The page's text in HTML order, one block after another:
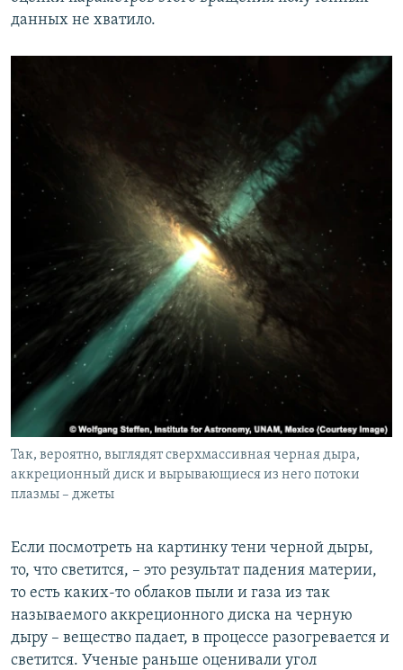
данных не хватило.
Так, вероятно, выглядят сверхмассивная черная дыра,
аккреционный диск и вырывающиеся из него потоки
плазмы – джеты
Если посмотреть на картинку тени черной дыры,
то, что светится, – это результат падения материи,
то есть каких-то облаков пыли и газа из так
называемого аккреционного диска на черную
дыру – вещество падает, в процессе разогревается и
светится. Ученые раньше оценивали угол